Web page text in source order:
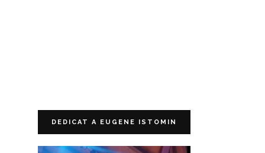
DEDICAT A EUGENE ISTOMIN